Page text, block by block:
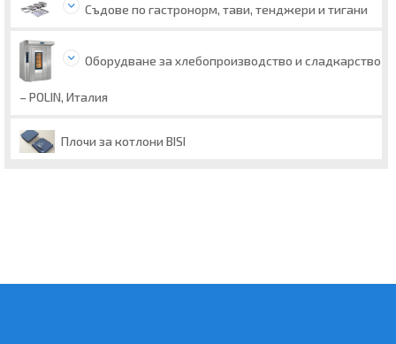
Съдове по гастронорм, тави, тенджери и тигани
Оборудване за хлебопроизводство и сладкарство
– POLIN, Италия
Плочи за котлони BISI